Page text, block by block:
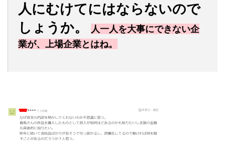
人にむけてにはならないので
しょうか。
人一人を大事にできない企
業が、上場企業とはね。